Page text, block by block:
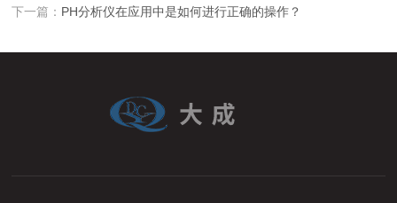
下一篇： PH分析仪在应用中是如何进行正确的操作？